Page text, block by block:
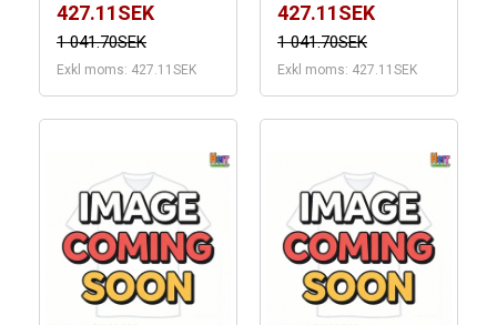
427.11SEK
1 041.70SEK
Exkl moms: 427.11SEK
427.11SEK
1 041.70SEK
Exkl moms: 427.11SEK